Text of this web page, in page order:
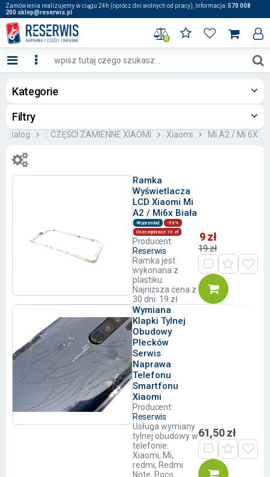
Zamówienia realizujemy w ciągu 24h (oprócz dni wolnych od pracy), Informacja:570 008
200 sklep@reserwis.pl
0
Kategorie
Filtry
Katalog :: CZĘŚCI ZAMIENNE XIAOMI Xiaomi Mi A2 / Mi 6X
Ramka
Wyświetlacza
LCD Xiaomi Mi
A2 / Mi6x Biała
Wyprzedaż
-53%
Oszczędzasz 10 zł
Producent:
Reserwis
Ramka jest
wykonana z
plastiku.
Najniższa cena z
30 dni: 19 zł
9 zł
19 zł
Wymiana
Klapki Tylnej
Obudowy
Plecków
Serwis
Naprawa
Telefonu
Smartfonu
Xiaomi
Producent:
Reserwis
Usługa wymiany
tylnej obudowy w
telefonie:
Xiaomi, Mi,
redmi, Redmi
Note, Poco,
61,50 zł